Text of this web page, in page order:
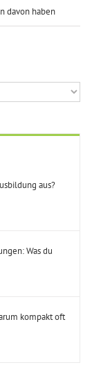
davon haben
aus?
Was du
kompakt oft